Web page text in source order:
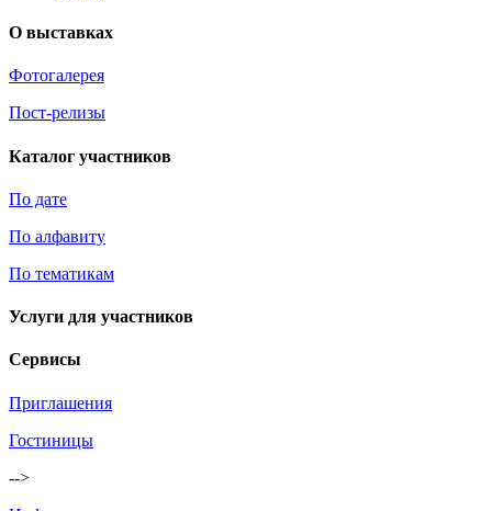
О выставках
Фотогалерея
Пост-релизы
Каталог участников
По дате
По алфавиту
По тематикам
Услуги для участников
Сервисы
Приглашения
Гостиницы
-->